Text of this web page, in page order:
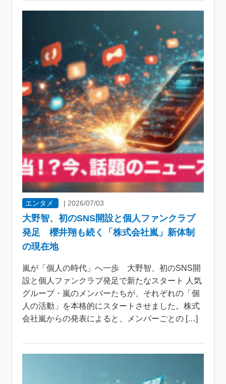
エンタメ | 2026/07/03
大野智、初のSNS開設と個人ファンクラブ
発足 櫻井翔も続く「株式会社嵐」新体制
の現在地
嵐が「個人の時代」へ一歩 大野智、初のSNS開
設と個人ファンクラブ発足で新たなスタート 人気
グループ・嵐のメンバーたちが、それぞれの「個
人の活動」を本格的にスタートさせました。株式
会社嵐からの発表によると、メンバーごとの […]